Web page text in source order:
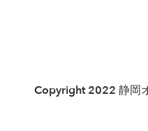
Copyright 2022 静岡